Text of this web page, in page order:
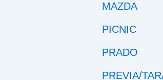
MAZDA
PICNIC
PRADO
PREVIA/